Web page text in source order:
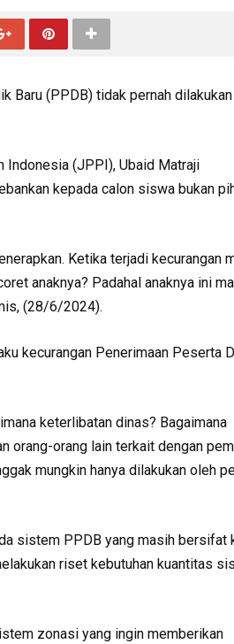
Baru (PPDB) tidak pernah
Indonesia (JPPI), Ubaid Matraji
kepada calon siswa bukan
Ketika terjadi kecurangan
anaknya? Padahal anaknya ini
(28/6/2024).
kecurangan Penerimaan Peserta
keterlibatan dinas? Bagaimana
orang-orang lain terkait dengan
mungkin hanya dilakukan oleh
sistem PPDB yang masih bersifat
riset kebutuhan kuantitas
zonasi yang ingin memberikan